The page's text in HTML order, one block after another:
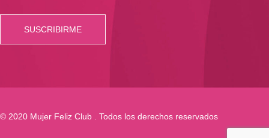
© 2020 Mujer Feliz Club . Todos los derechos reservados